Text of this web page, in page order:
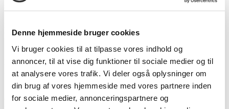
Denne hjemmeside bruger cookies
Vi bruger cookies til at tilpasse vores indhold og
annoncer, til at vise dig funktioner til sociale medier og til
at analysere vores trafik. Vi deler også oplysninger om
din brug af vores hjemmeside med vores partnere inden
for sociale medier, annonceringspartnere og
tandrensning om året.
Er du i den røde gruppe, vil du blive indkaldt efter behov – typisk
hyppigere end i den gule gruppe – og du vil få tilskud til den
nødvendige kontrol, forebyggelse og behandling.
Eftersyn opdeles i diagnostisk grundundersøgelse, udvidet
diagnostisk grundundersøgelse, status undersøgelse og fokuseret